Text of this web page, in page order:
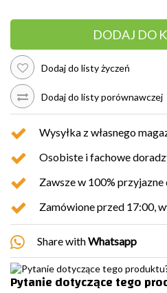
DODAJ DO
Dodaj do listy życzeń
Dodaj do listy porównawczej
Wysyłka z własnego
Osobiste i fachowe
Zawsze w 100%
Zamówione przed 17:00,
Share withWhatsapp
Pytanie dotyczące tego